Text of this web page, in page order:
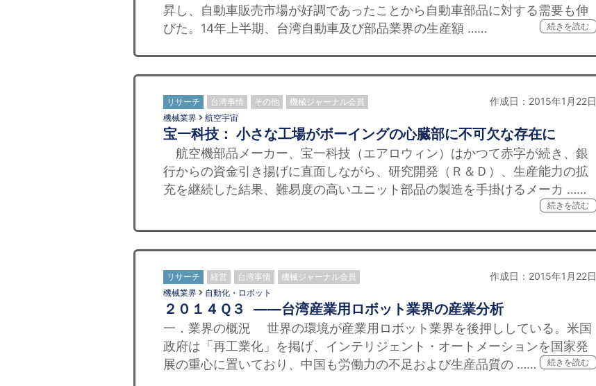
昇し、自動車販売市場が好調であったことから自動車部品に対する需要も伸
びた。14年上半期、台湾自動車及び部品業界の生産額 ……
続きを読む
リサーチ 台湾事情 その他 機械ジャーナル会員 作成日：2015年1月22日
機械業界 航空宇宙
宝一科技： 小さな工場がボーイングの心臓部に不可欠な存在に
航空機部品メーカー、宝一科技（エアロウィン）はかつて赤字が続き、銀
行からの資金引き揚げに直面しながら、研究開発（Ｒ＆Ｄ）、生産能力の拡
充を継続した結果、難易度の高いユニット部品の製造を手掛けるメーカ ……
続きを読む
リサーチ 経営 台湾事情 機械ジャーナル会員 作成日：2015年1月22日
機械業界 自動化・ロボット
２０１４Ｑ３ ——台湾産業用ロボット業界の産業分析
一．業界の概況 世界の環境が産業用ロボット業界を後押ししている。米国
政府は「再工業化」を掲げ、インテリジェント・オートメーションを国家発
展の重心に置いており、中国も労働力の不足および生産品質の ……
続きを読む